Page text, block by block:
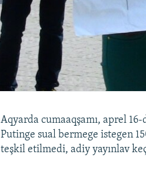
Aqyarda cumaaqşamı, aprel
Putinge sual bermege istegen
teşkil etilmedi, adiy yayınlav